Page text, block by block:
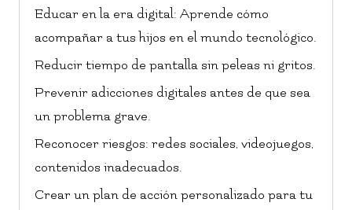
Educar en la era digital: Aprende cómo
acompañar a tus hijos en el mundo tecnológico.
Reducir tiempo de pantalla sin peleas ni gritos.
Prevenir adicciones digitales antes de que sea
un problema grave.
Reconocer riesgos: redes sociales, videojuegos,
contenidos inadecuados.
Crear un plan de acción personalizado para tu